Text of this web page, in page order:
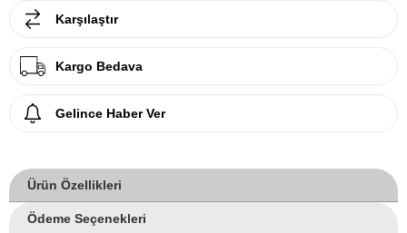
Karşılaştır
Kargo Bedava
Gelince Haber Ver
Ürün Özellikleri
Ödeme Seçenekleri